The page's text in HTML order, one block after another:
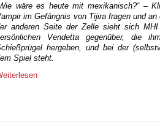
wäre es heute mit mexikanisch?“ –
im Gefängnis von Tijira fragen und
anderen Seite der Zelle sieht sich
Vendetta gegenüber, die
hergeben, und bei der
Spiel steht.